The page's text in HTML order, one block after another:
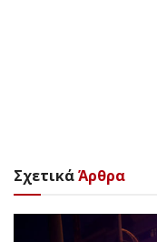
ΣχετικάΆρθρα